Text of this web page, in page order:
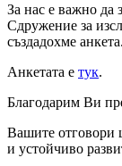
За нас е важно да
Сдружение за
създадохме анкета.
Анкетата е тук.
Благодарим Ви
Вашите отговори
и устойчиво